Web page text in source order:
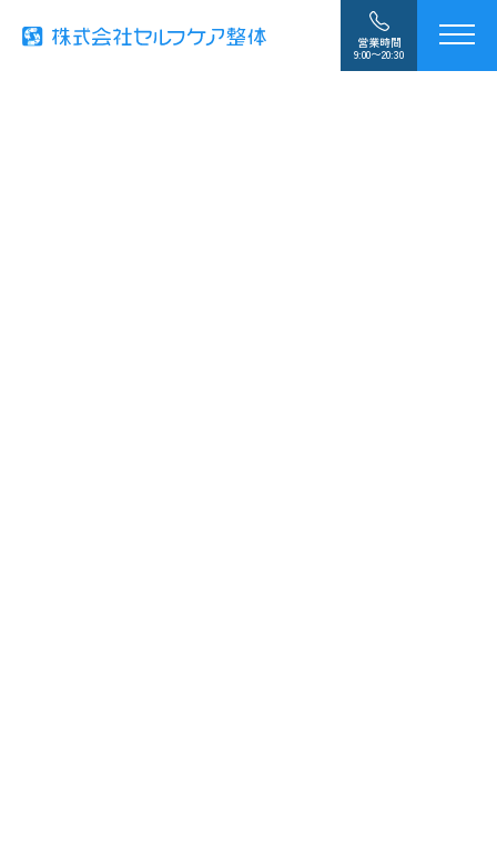
営業時間
9:00〜20:30